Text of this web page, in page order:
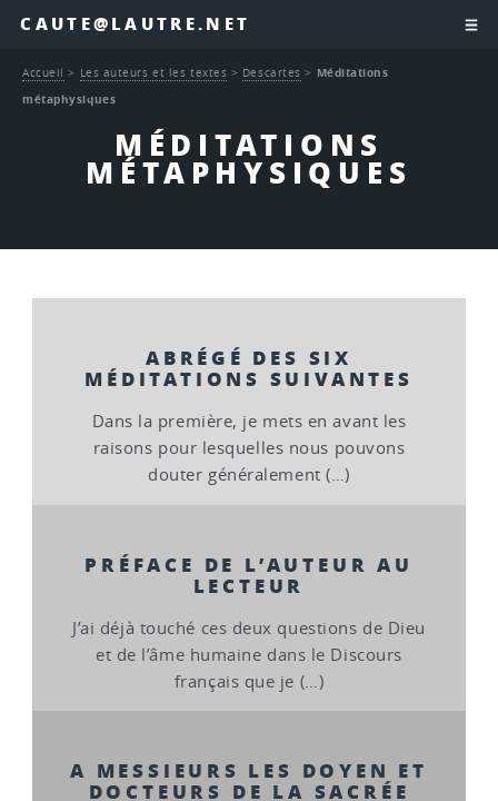
CAUTE@LAUTRE.NET
MÉDITATIONS
MÉTAPHYSIQUES
Accueil > Les auteurs et les textes > Descartes > Méditations
métaphysiques
ABRÉGÉ DES SIX
MÉDITATIONS SUIVANTES
Dans la première, je mets en avant les
raisons pour lesquelles nous pouvons
douter généralement (…)
PRÉFACE DE L’AUTEUR AU
LECTEUR
J’ai déjà touché ces deux questions de Dieu
et de l’âme humaine dans le Discours
français que je (…)
A MESSIEURS LES DOYEN ET
DOCTEURS DE LA SACRÉE